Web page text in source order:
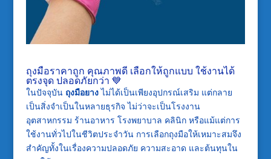
ถุงมือราคาถูก คุณภาพดี เลือกให้ถูกแบบ ใช้งานได้
ตรงจุด ปลอดภัยกว่า 💙
ในปัจจุบัน ถุงมือยางไม่ได้เป็นเพียงอุปกรณ์เสริม แต่กลาย
เป็นสิ่งจำเป็นในหลายธุรกิจ ไม่ว่าจะเป็นโรงงาน
อุตสาหกรรม ร้านอาหาร โรงพยาบาล คลินิก หรือแม้แต่การ
ใช้งานทั่วไปในชีวิตประจำวัน การเลือกถุงมือให้เหมาะสมจึง
สำคัญทั้งในเรื่องความปลอดภัย ความสะอาด และต้นทุนใน